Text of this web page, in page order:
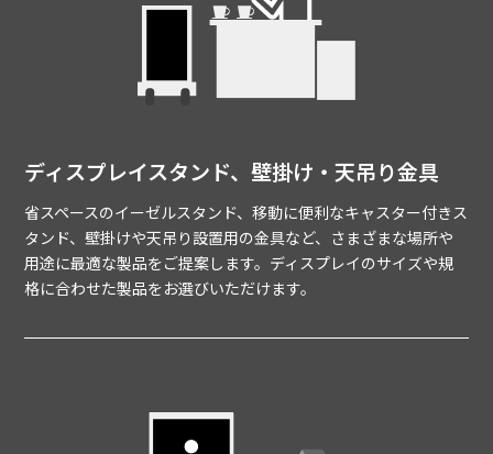
ディスプレイスタンド、壁掛け・天吊り金具
省スペースのイーゼルスタンド、移動に便利なキャスター付きス
タンド、壁掛けや天吊り設置用の金具など、さまざまな場所や
用途に最適な製品をご提案します。ディスプレイのサイズや規
格に合わせた製品をお選びいただけます。